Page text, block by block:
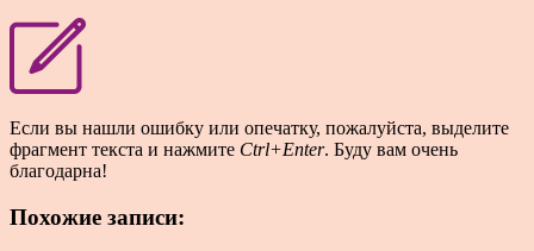
Если вы нашли ошибку или опечатку, пожалуйста, выделите
фрагмент текста и нажмите Ctrl+Enter. Буду вам очень
благодарна!
Похожие записи: